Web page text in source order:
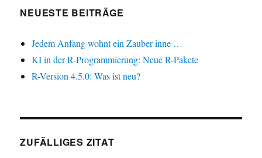
NEUESTE BEITRÄGE
Jedem Anfang wohnt ein Zauber inne …
KI in der R-Programmierung: Neue R-Pakete
R-Version 4.5.0: Was ist neu?
ZUFÄLLIGES ZITAT